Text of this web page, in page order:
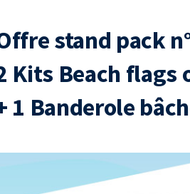
stand pack
Kits Beach
1 Banderole